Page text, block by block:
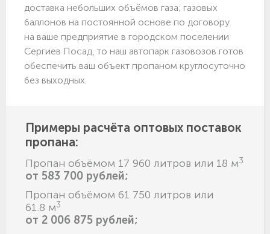
доставка небольших объёмов газа; газовых
баллонов на постоянной основе по договору
на ваше предприятие в городском поселении
Сергиев Посад, то наш автопарк газовозов готов
обеспечить ваш объект пропаном круглосуточно
без выходных.
Примеры расчёта оптовых поставок
пропана:
Пропан объёмом 17 960 литров или 18 м3
от 583 700 рублей;
Пропан объёмом 61 750 литров или
61.8 м3
от 2 006 875 рублей;